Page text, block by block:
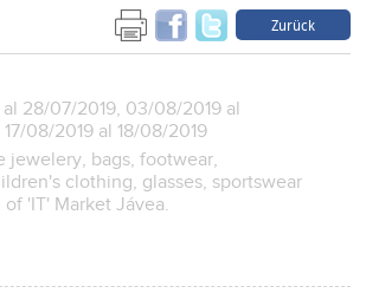
Zurück
28/07/2019, 03/08/2019 al
08/2019 al 18/08/2019
jewelery, bags, footwear,
clothing, glasses, sportswear
'IT' Market Jávea.